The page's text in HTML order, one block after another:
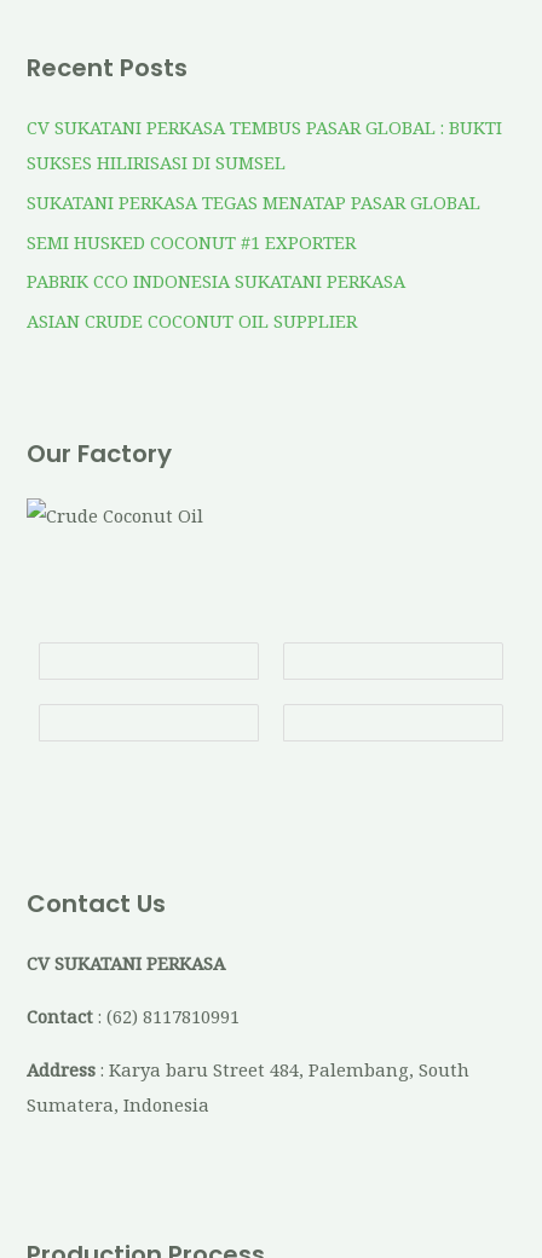
Recent Posts
CV SUKATANI PERKASA TEMBUS PASAR GLOBAL : BUKTI
SUKSES HILIRISASI DI SUMSEL
SUKATANI PERKASA TEGAS MENATAP PASAR GLOBAL
SEMI HUSKED COCONUT #1 EXPORTER
PABRIK CCO INDONESIA SUKATANI PERKASA
ASIAN CRUDE COCONUT OIL SUPPLIER
Our Factory
Contact Us
CV SUKATANI PERKASA
Contact : (62) 8117810991
Address : Karya baru Street 484, Palembang, South
Sumatera, Indonesia